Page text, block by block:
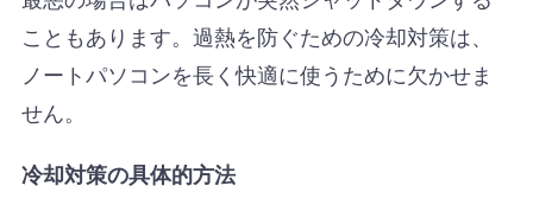
こともあります。過熱を防ぐための冷却対策は、
ノートパソコンを長く快適に使うために欠かせま
せん。
冷却対策の具体的方法